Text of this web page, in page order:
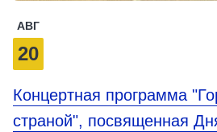
АВГ
20
Концертная программа
страной", посвященная